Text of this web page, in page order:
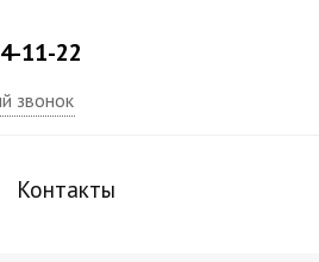
11-22
звонок
Контакты